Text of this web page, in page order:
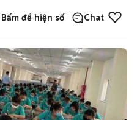
Bấm để hiện số Chat